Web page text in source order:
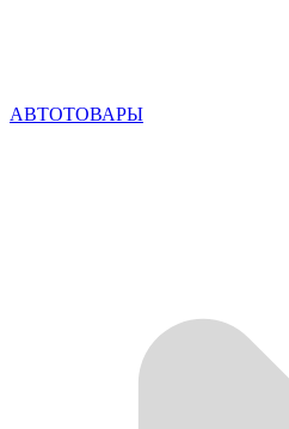
АВТОТОВАРЫ